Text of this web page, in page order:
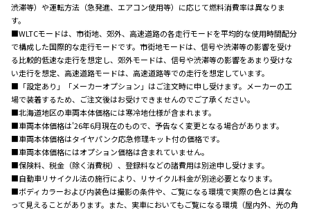
渋滞等）や運転方法（急発進、エアコン使用等）に応じて燃料消費率は異なりま
す。
■WLTCモードは、市街地、郊外、高速道路の各走行モードを平均的な使用時間配分
で構成した国際的な走行モードです。市街地モードは、信号や渋滞等の影響を受け
る比較的低速な走行を想定し、郊外モードは、信号や渋滞等の影響をあまり受けな
い走行を想定、高速道路モードは、高速道路等での走行を想定しています。
■「設定あり」「メーカーオプション」はご注文時に申し受けます。メーカーの工
場で装着するため、ご注文後はお受けできませんのでご了承ください。
■北海道地区の車両本体価格には寒冷地仕様が含まれます。
■車両本体価格は'26年6月現在のもので、予告なく変更となる場合があります。
■車両本体価格はタイヤパンク応急修理キット付の価格です。
■車両本体価格にはオプション価格は含まれていません。
■保険料、税金（除く消費税）、登録料などの諸費用は別途申し受けます。
■自動車リサイクル法の施行により、リサイクル料金が別途必要となります。
■ボディカラーおよび内装色は撮影の条件や、ご覧になる環境で実際の色とは異な
って見えることがあります。また、実車においてもご覧になる環境（屋内外、光の角